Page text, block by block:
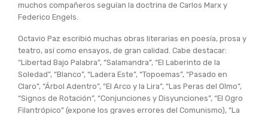
muchos compañeros seguían la doctrina de Carlos Marx y
Federico Engels.
Octavio Paz escribió muchas obras literarias en poesía, prosa y
teatro, así como ensayos, de gran calidad. Cabe destacar:
“Libertad Bajo Palabra”, “Salamandra”, “El Laberinto de la
Soledad”, “Blanco”, “Ladera Este”, “Topoemas”, “Pasado en
Claro”, “Árbol Adentro”, “El Arco y la Lira”, “Las Peras del Olmo”,
“Signos de Rotación”, “Conjunciones y Disyunciones”, “El Ogro
Filantrópico” (expone los graves errores del Comunismo), “La